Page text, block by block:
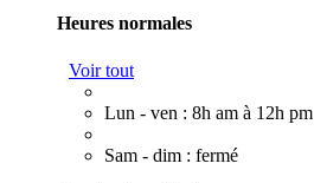
Heures normales
Voir tout
Lun - ven : 8h am à 12h pm
Sam - dim : fermé